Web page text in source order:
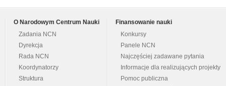
O Narodowym Centrum Nauki
Zadania NCN
Dyrekcja
Rada NCN
Koordynatorzy
Struktura
Finansowanie nauki
Konkursy
Panele NCN
Najczęściej zadawane pytania
Informacje dla realizujących projekty
Pomoc publiczna